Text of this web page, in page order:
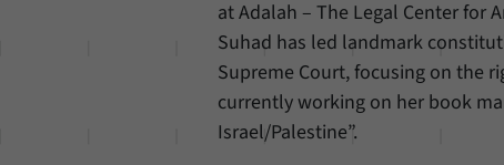
at Adalah – The Legal Center for
Suhad has led landmark
Supreme Court, focusing on the
currently working on her book
Israel/Palestine”.